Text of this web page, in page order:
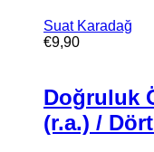
Suat Karadağ
€9,90
Doğruluk
(r.a.) /